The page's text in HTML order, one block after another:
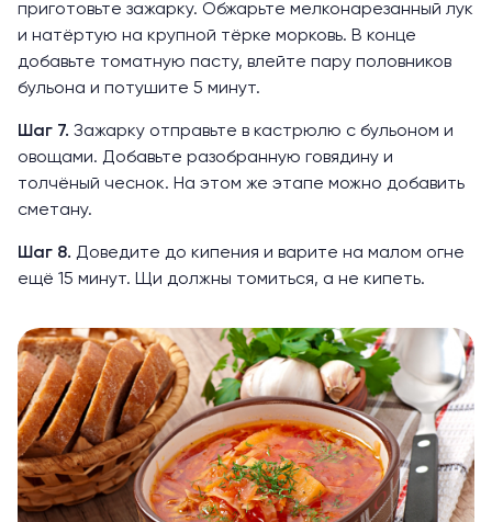
приготовьте зажарку. Обжарьте мелконарезанный лук
и натёртую на крупной тёрке морковь. В конце
добавьте томатную пасту, влейте пару половников
бульона и потушите 5 минут.
Шаг 7. Зажарку отправьте в кастрюлю с бульоном и
овощами. Добавьте разобранную говядину и
толчёный чеснок. На этом же этапе можно добавить
сметану.
Шаг 8. Доведите до кипения и варите на малом огне
ещё 15 минут. Щи должны томиться, а не кипеть.